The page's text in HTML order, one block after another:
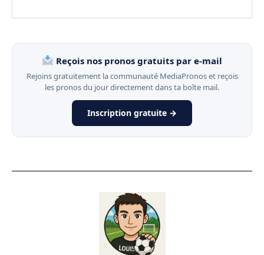
Reçois nos pronos gratuits par e-mail
Rejoins gratuitement la communauté MediaPronos et reçois
les pronos du jour directement dans ta boîte mail.
Inscription gratuite →